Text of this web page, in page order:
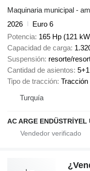
Maquinaria municipal -
2026
Euro 6
Potencia 165 Hp (121
Capacidad de carga
Suspensión resorte/
Cantidad de asientos 5+1
Tipo de tracción Tracción
Turquía
AC ARGE